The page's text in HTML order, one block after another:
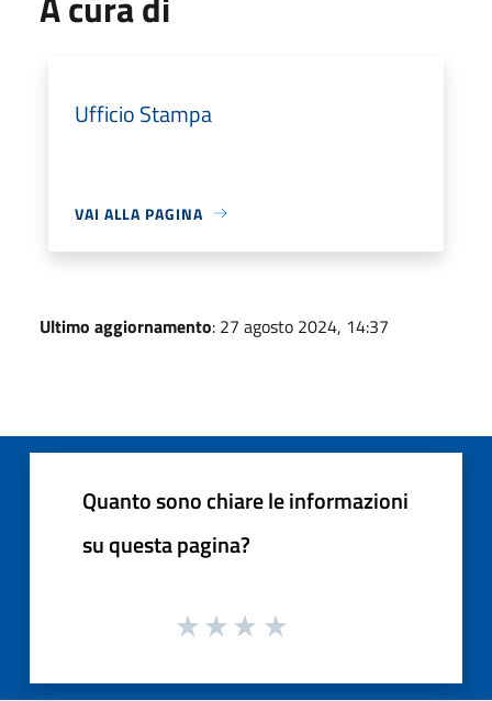
Ufficio Stampa
VAI ALLA PAGINA
Ultimo aggiornamento: 27 agosto 2024, 14:37
Quanto sono chiare le informazioni
su questa pagina?